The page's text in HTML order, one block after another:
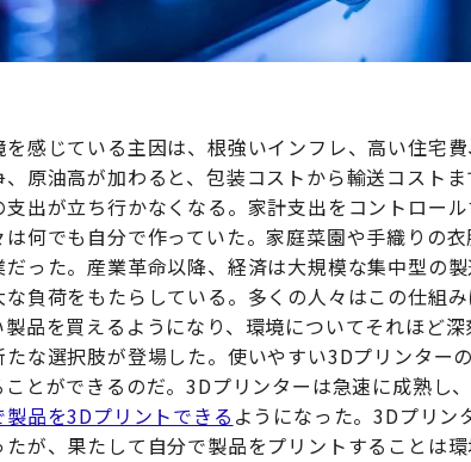
感じている主因は、根強いインフレ、高い住宅
原油高が加わると、包装コストから輸送コストま
出が立ち行かなくなる。家計支出をコントロー
何でも自分で作っていた。家庭菜園や手織りの
った。産業革命以降、経済は大規模な集中型の
負荷をもたらしている。多くの人々はこの仕組
品を買えるようになり、環境についてそれほど
な選択肢が登場した。使いやすい3Dプリンター
とができるのだ。3Dプリンターは急速に成熟し
品を3Dプリントできる ようになった。3Dプリン
が、果たして自分で製品をプリントすることは環